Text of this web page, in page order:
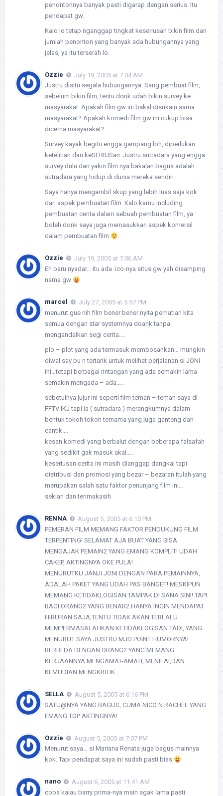
penontonnya banyak pasti digarap dengan serius. Itu
pendapat gw.
Kalo lo tetap nganggap tingkat keseriusan bikin film dan
jumlah penonton yang banyak ada hubungannya yang
jelas, ya itu terserah lo.
Ozzie
July 19, 2005 at 7:04 AM
Justru disitu segala hubungannya. Sang pembuat film,
sebelum bikin film, tentu donk udah bikin survey ke
masyarakat. Apakah film gw ini bakal disukain sama
masyarakat? Apakah komedi film gw ini cukup bisa
dicerna masyarakat?
Survey kayak begitu engga gampang loh, diperlukan
ketelitian dan keSERIUSan. Justru sutradara yang engga
survey dulu dan yakin film nya bakalan bagus adalah
sutradara yang hidup di dunia mereka sendiri.
Saya hanya mengambil skup yang lebih luas saja kok
dari aspek pembuatan film. Kalo kamu including
pembuatan cerita dalam sebuah pembuatan film, ya
boleh donk saya juga memasukkan aspek komersil
dalam pembuatan film
Ozzie
July 19, 2005 at 7:06 AM
Eh baru nyadar… itu ada .ico-nya situs gw yah disamping
nama gw
marcel
July 27, 2005 at 5:57 PM
menurut gue nih film bener bener nyita perhatian kita
semua dengan star systemnya doank tanpa
mengandalkan segi cerita….
plo – plot yang ada termasuk membosankan… mungkin
diwal say pu n tertarik untuk melihat perjalanan si JONI
ini…tetapi berbagai rintangan yang ada semakin lama
semakin mengada – ada…..
sebetulnya jujur ini seperti film teman – teman saya di
FFTV IKJ tapi ia ( sutradara ) merangkumnya dalam
bentuk tokoh tokoh ternama yang juga ganteng dan
cantik….
kesan komedi yang berbalut dengan beberapa falsafah
yang sedikit gak masuk akal…..
keseriusan cerita ini masih dianggap dangkal tapi
distribusi dan promosi yang bezar – bezaran itulah yang
merupakan salah satu faktor penunjang film ini…
sekian dan terimakasih
RENNA
August 5, 2005 at 6:10 PM
PEMERAN FILM MEMANG FAKTOR PENDUKUNG FILM
TERPENTING! SELAMAT AJA BUAT YANG BISA
MENGAJAK PEMAIN2 YANG EMANG KOMPLIT! UDAH
CAKEP, AKTINGNYA OKE PULA!
MENURUTKU JANJI JONI DENGAN PARA PEMAINNYA,
ADALAH PAKET YANG UDAH PAS BANGET! MESKIPUN
MEMANG KETIDAKLOGISAN TAMPAK DI SANA SINI! TAPI
BAGI ORANG2 YANG BENAR2 HANYA INGIN MENDAPAT
HIBURAN SAJA,TENTU TIDAK AKAN TERLALU
MEMPERMASALAHKAN KETIDAKLOGISAN TADI, YANG
MENURUT SAYA JUSTRU MJD POINT HUMORNYA!
BERBEDA DENGAN ORANG2 YANG MEMANG
KERJAANNYA MENGAMAT-AMATI, MENILAI,DAN
KEMUDIAN MENGKRITIK.
SELLA
August 5, 2005 at 6:16 PM
SATU@NYA YANG BAGUS, CUMA NICO N RACHEL YANG
EMANG TOP AKTINGNYA!
Ozzie
August 5, 2005 at 7:07 PM
Menurut saya… si Mariana Renata juga bagus mainnya
kok. Tapi pendapat saya ini sudah pasti bias
nano
August 6, 2005 at 11:41 AM
coba kalau barry prima-nya main agak lama pasti